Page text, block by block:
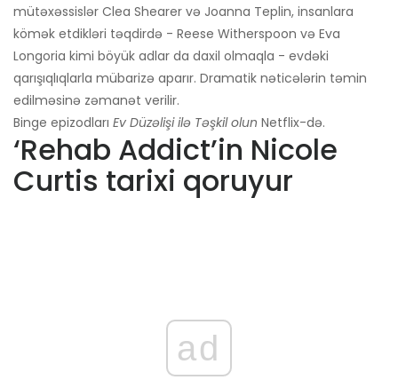
mütəxəssislər Clea Shearer və Joanna Teplin, insanlara
kömək etdikləri təqdirdə - Reese Witherspoon və Eva
Longoria kimi böyük adlar da daxil olmaqla - evdəki
qarışıqlıqlarla mübarizə aparır. Dramatik nəticələrin təmin
edilməsinə zəmanət verilir.
Binge epizodları Ev Düzəlişi ilə Təşkil olun Netflix-də.
‘Rehab Addict’in Nicole
Curtis tarixi qoruyur
ad